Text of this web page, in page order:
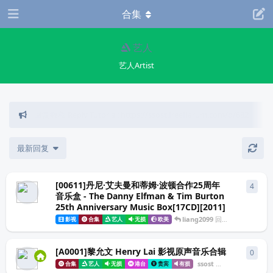
艺人
艺人Artist
合集
最新回复
[00611]丹尼·艾夫曼和蒂姆·波顿合作25周年
音乐盒 - The Danny Elfman & Tim Burton
25th Anniversary Music Box[17CD][2011]
影视 合集 艺人 无损 欧美 liang2099回复于
4
[A0001]黎允文 Henry Lai 影视原声音乐合辑
合集 艺人 无损 港台 贵宾 有损 ssost
0